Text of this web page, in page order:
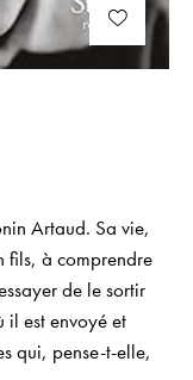
Artaud. Sa vie,
fils, à comprendre
de le sortir
il est envoyé et
qui, pense-t-elle,